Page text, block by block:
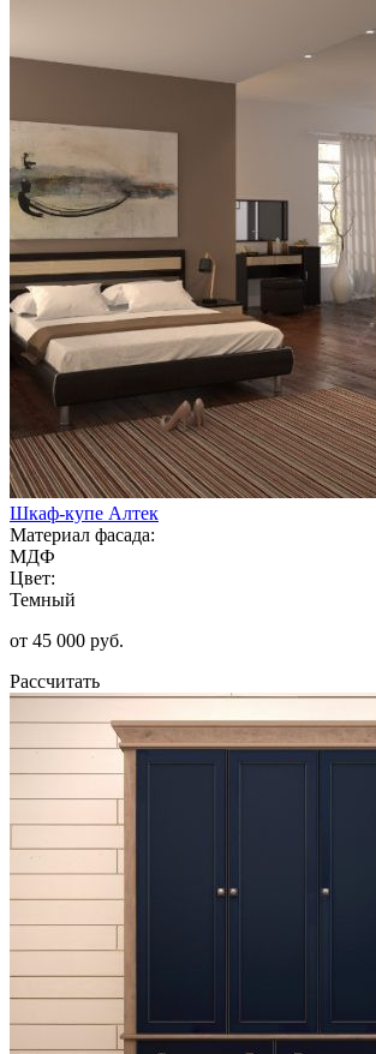
Шкаф-купе Алтек
Материал фасада:
МДФ
Цвет:
Темный
от 45 000 руб.
Рассчитать